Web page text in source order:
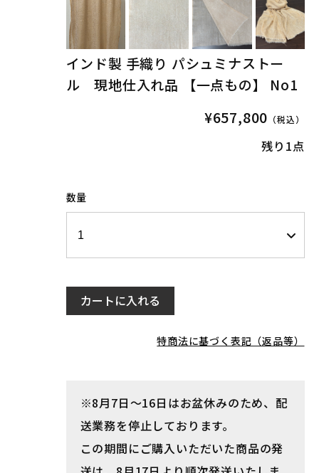
インド製 手織り パシュミナストー
ル 現地仕入れ品 【一点もの】 No1
¥657,800 （税込）
残り1点
数量
カートに入れる
特商法に基づく表記（返品等）
※8月7日～16日はお盆休みのため、配
送業務を停止しております。
この期間にご購入いただいた商品の発